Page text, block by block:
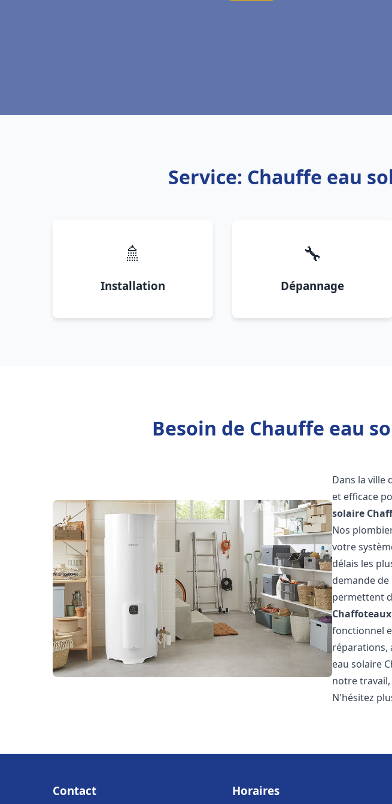
Service: Chauffe eau
🚿
Installation
🔧
Dépannage
Besoin de Chauffe eau
Dans la ville
et efficace
solaire
Nos
votre
délais les
demande
permettent
Chaffoteaux
fonctionnel
réparations,
eau solaire
notre
N'hésitez
Contact Horaires